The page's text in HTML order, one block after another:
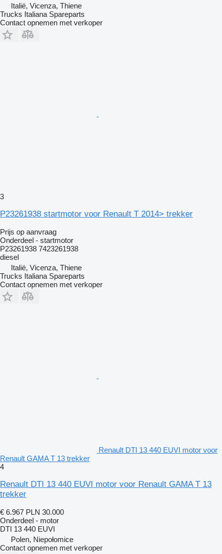
Italië, Vicenza, Thiene
Trucks Italiana Spareparts
Contact opnemen met verkoper
3
P23261938 startmotor voor Renault T 2014> trekker
Prijs op aanvraag
Onderdeel - startmotor
P23261938 7423261938
diesel
Italië, Vicenza, Thiene
Trucks Italiana Spareparts
Contact opnemen met verkoper
Renault DTI 13 440 EUVI motor voor
Renault GAMA T 13 trekker
4
Renault DTI 13 440 EUVI motor voor Renault GAMA T 13
trekker
€ 6.967 PLN 30.000
Onderdeel - motor
DTI 13 440 EUVI
Polen, Niepołomice
Contact opnemen met verkoper